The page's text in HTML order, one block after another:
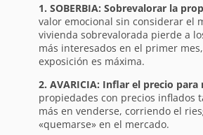
1. SOBERBIA: Sobrevalorar la
valor emocional sin considerar el
vivienda sobrevalorada pierde a
más interesados en el primer
exposición es máxima.
2. AVARICIA: Inflar el precio para
propiedades con precios inflados
más en venderse, corriendo el
«quemarse» en el mercado.